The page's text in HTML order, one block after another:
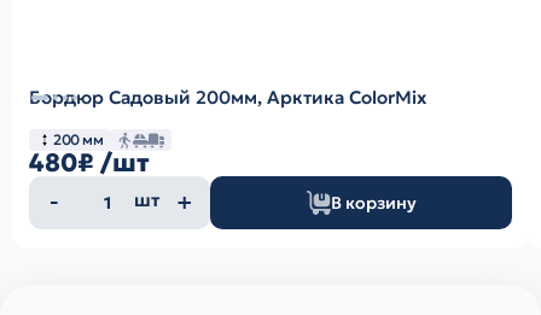
Бордюр Садовый 200мм, Арктика ColorMix
200 мм
480₽ /шт
Количество
шт В корзину